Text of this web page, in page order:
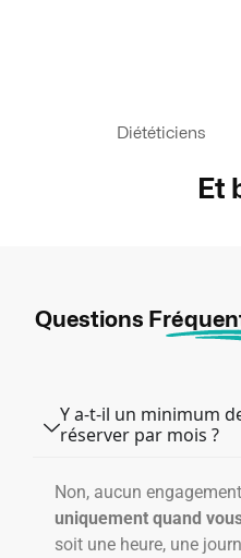
Diététiciens
Et
Questions
Y a-t-il un minimum
réserver par mois ?
Non, aucun
uniquement quand
soit une heure, une